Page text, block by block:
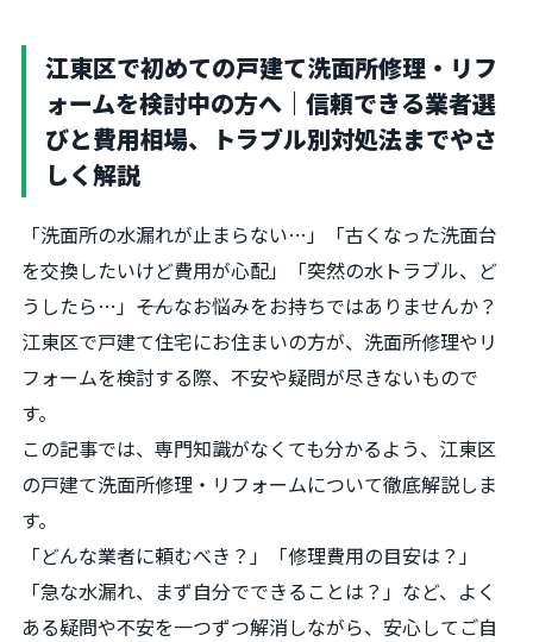
江東区で初めての戸建て洗面所修理・リフ
ォームを検討中の方へ｜信頼できる業者選
びと費用相場、トラブル別対処法までやさ
しく解説
「洗面所の水漏れが止まらない…」「古くなった洗面台
を交換したいけど費用が心配」「突然の水トラブル、ど
うしたら…」――そんなお悩みをお持ちではありませんか？
江東区で戸建て住宅にお住まいの方が、洗面所修理やリ
フォームを検討する際、不安や疑問が尽きないもので
す。
この記事では、専門知識がなくても分かるよう、江東区
の戸建て洗面所修理・リフォームについて徹底解説しま
す。
「どんな業者に頼むべき？」「修理費用の目安は？」
「急な水漏れ、まず自分でできることは？」など、よく
ある疑問や不安を一つずつ解消しながら、安心してご自